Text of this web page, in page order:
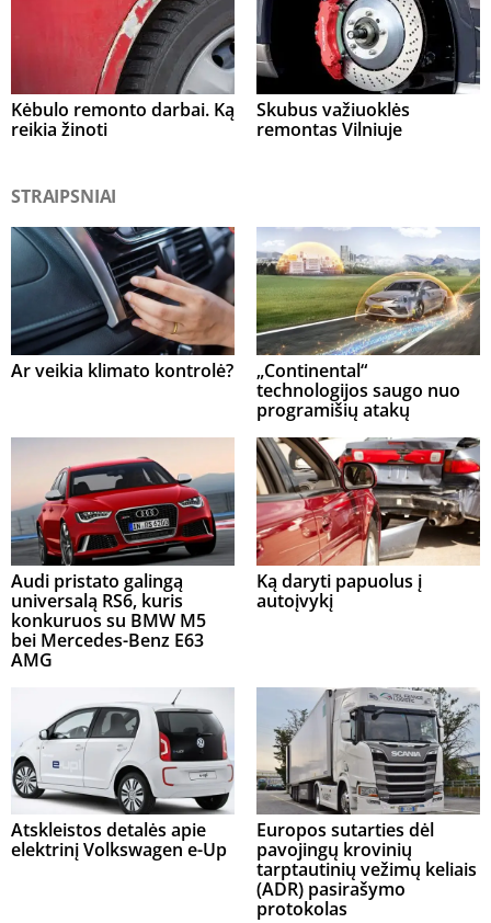
Kėbulo remonto darbai. Ką
reikia žinoti
Skubus važiuoklės
remontas Vilniuje
STRAIPSNIAI
Ar veikia klimato kontrolė?
„Continental“
technologijos saugo nuo
programišių atakų
Audi pristato galingą
universalą RS6, kuris
konkuruos su BMW M5
bei Mercedes-Benz E63
AMG
Ką daryti papuolus į
autoįvykį
Atskleistos detalės apie
elektrinį Volkswagen e-Up
Europos sutarties dėl
pavojingų krovinių
tarptautinių vežimų keliais
(ADR) pasirašymo
protokolas